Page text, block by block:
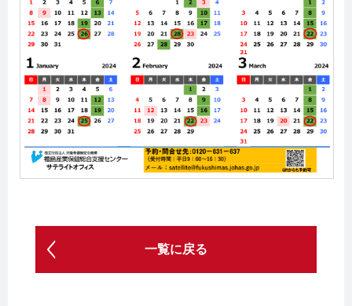
一覧に戻る